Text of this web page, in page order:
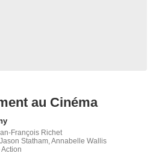
au Cinéma
François Richet
Statham, Annabelle Wallis
Action